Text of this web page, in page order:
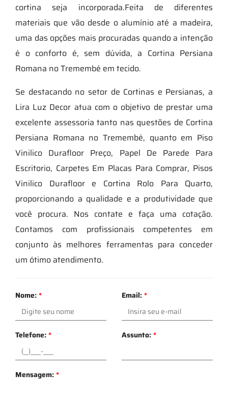
cortina seja incorporada.Feita de diferentes
materiais que vão desde o alumínio até a madeira,
uma das opções mais procuradas quando a intenção
é o conforto é, sem dúvida, a Cortina Persiana
Romana no Tremembé em tecido.
Se destacando no setor de Cortinas e Persianas, a
Lira Luz Decor atua com o objetivo de prestar uma
excelente assessoria tanto nas questões de Cortina
Persiana Romana no Tremembé, quanto em Piso
Vinilico Durafloor Preço, Papel De Parede Para
Escritorio, Carpetes Em Placas Para Comprar, Pisos
Vinilico Durafloor e Cortina Rolo Para Quarto,
proporcionando a qualidade e a produtividade que
você procura. Nos contate e faça uma cotação.
Contamos com profissionais competentes em
conjunto às melhores ferramentas para conceder
um ótimo atendimento.
Nome:* Email:*
Telefone:* Assunto:*
Mensagem:*